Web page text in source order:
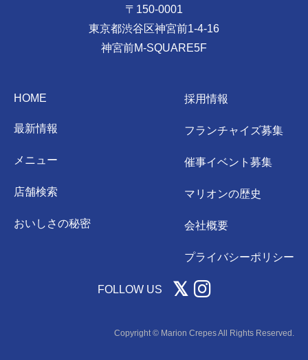
〒150-0001
東京都渋谷区神宮前1-4-16
神宮前M-SQUARE5F
HOME
最新情報
メニュー
店舗検索
おいしさの秘密
採用情報
フランチャイズ募集
催事イベント募集
マリオンの歴史
会社概要
プライバシーポリシー
FOLLOW US
Copyright © Marion Crepes All Rights Reserved.